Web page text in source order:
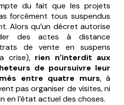
du fait que les projets
forcément tous suspendus
Alors qu’un décret autorise
des actes à distance
de vente en suspens
crise), rien n’interdit aux
de poursuivre leur
entre quatre murs, à
pas organiser de visites, ni
en l’état actuel des choses.